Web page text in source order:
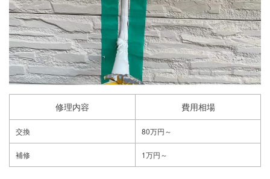
修理内容 費用相場
交換 80万円～
補修 1万円～